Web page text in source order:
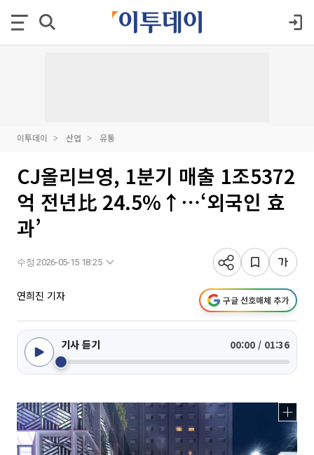
이투데이 산업 유통
CJ올리브영, 1분기 매출 1조5372
억 전년比 24.5%↑⋯‘외국인 효
과’
수정 2026-05-15 18:25
연희진 기자 구글 선호매체 추가
기사 듣기 00:00 / 01:36